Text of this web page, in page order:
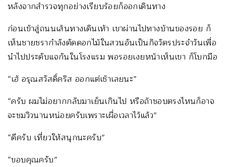
หลังจากสำรวจทุกอย่างเรียบร้อยก็ออกเดินทาง
ก่อนเข้าสู่ถนนเส้นทางเดินเท้า เขาผ่านไปทางบ้านของรอย ก็
เห็นชายชรากำลังตัดดอกไม้ในสวนอันเป็นกิจวัตรประจำวันเพื่อ
นำไปประดับแจกันในโรงแรม พอรอยเงยหน้าเห็นเขา ก็โบกมือ
“เฮ้ อรุณสวัสดิ์คริส ออกแต่เช้าเลยนะ”
“ครับ ผมไม่อยากกลับมาเย็นเกินไป หรือถ้าชอบตรงไหนก็อาจ
จะชมวิวนานหน่อยครับเพราะเผื่อเวลาไว้แล้ว”
“ดีครับ เที่ยวให้สนุกนะครับ”
“ขอบคุณครับ”